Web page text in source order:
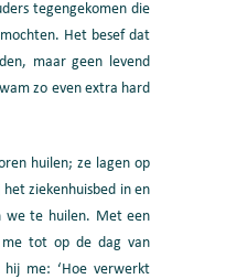
tegengekomen die
Het besef dat
maar geen levend
zo even extra hard
huilen; ze lagen op
ziekenhuisbed in en
we te huilen. Met een
tot op de dag van
me: ‘Hoe verwerkt